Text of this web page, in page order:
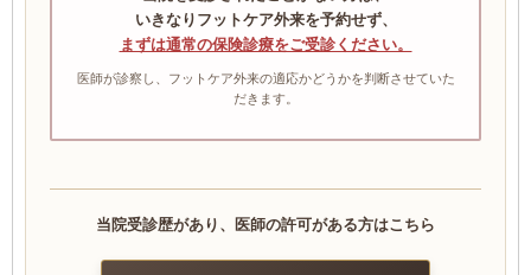
いきなりフットケア外来を予約せず、
まずは通常の保険診療をご受診ください。
医師が診察し、フットケア外来の適応かどうかを判断させていた
だきます。
当院受診歴があり、医師の許可がある方はこちら